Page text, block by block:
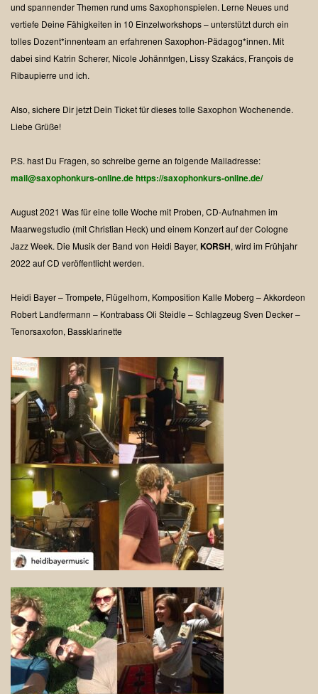
und spannender Themen rund ums Saxophonspielen. Lerne Neues und
vertiefe Deine Fähigkeiten in 10 Einzelworkshops – unterstützt durch ein
tolles Dozent*innenteam an erfahrenen Saxophon-Pädagog*innen. Mit
dabei sind Katrin Scherer, Nicole Johänntgen, Lissy Szakács, François de
Ribaupierre und ich.
Also, sichere Dir jetzt Dein Ticket für dieses tolle Saxophon Wochenende.
Liebe Grüße!
P.S. hast Du Fragen, so schreibe gerne an folgende Mailadresse:
mail@saxophonkurs-online.dehttps://saxophonkurs-online.de/
August 2021 Was für eine tolle Woche mit Proben, CD-Aufnahmen im
Maarwegstudio (mit Christian Heck) und einem Konzert auf der Cologne
Jazz Week. Die Musik der Band von Heidi Bayer, KORSH, wird im Frühjahr
2022 auf CD veröffentlicht werden.
Heidi Bayer – Trompete, Flügelhorn, Komposition Kalle Moberg – Akkordeon
Robert Landfermann – KontrabassOli Steidle – Schlagzeug Sven Decker –
Tenorsaxofon, Bassklarinette